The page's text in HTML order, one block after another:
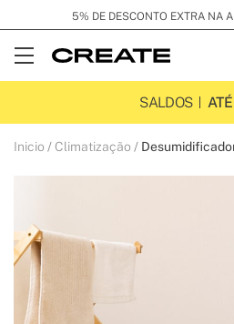
5% DE DESCONTO EXTRA NA
Open
Menu
SALDOS
Inicio Climatização